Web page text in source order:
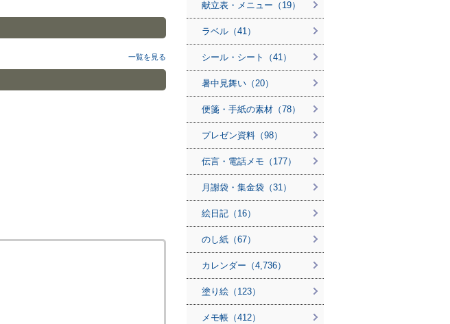
一覧を見る
献立表・メニュー（19）
ラベル（41）
シール・シート（41）
暑中見舞い（20）
便箋・手紙の素材（78）
プレゼン資料（98）
伝言・電話メモ（177）
月謝袋・集金袋（31）
絵日記（16）
のし紙（67）
カレンダー（4,736）
塗り絵（123）
メモ帳（412）